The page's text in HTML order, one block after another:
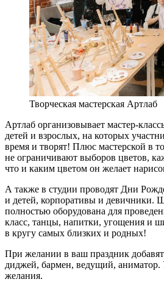
Творческая мастерская Артлаб
Артлаб организовывает мастер-
детей и взрослых, на которых
время и творят! Плюс мастерской в
не ограничивают выборов цветов,
что и каким цветом он желает
А также в студии проводят Дни
и детей, корпоративы и девичники.
полностью оборудована для
класс, танцы, напитки, угощения и
в кругу самых близких и родных!
При желании в ваш праздник добавят
диджей, бармен, ведущий,
желания.